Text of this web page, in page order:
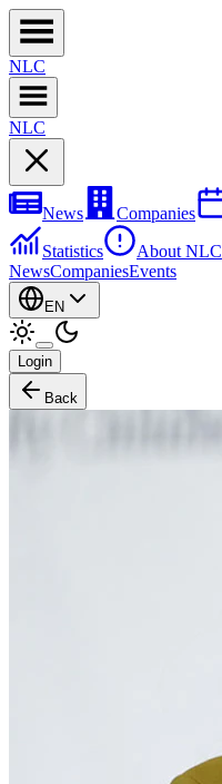
NLC
NLC
News Companies
Statistics
About NLC
NewsCompaniesEvents
EN
Login
Back